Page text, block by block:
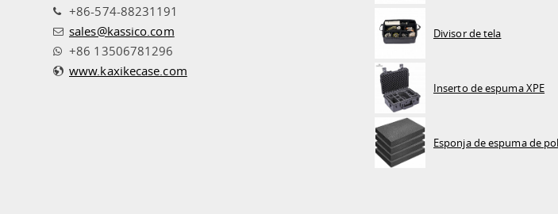
+86-574-88231191
sales@kassico.com
+86 13506781296
www.kaxikecase.com
Divisor de tela
Inserto de espuma XPE
Esponja de espuma de